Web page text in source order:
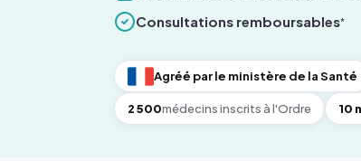
Consultations remboursables*
Agréé par le ministère de la Santé
2 500médecins inscrits à l'Ordre 10